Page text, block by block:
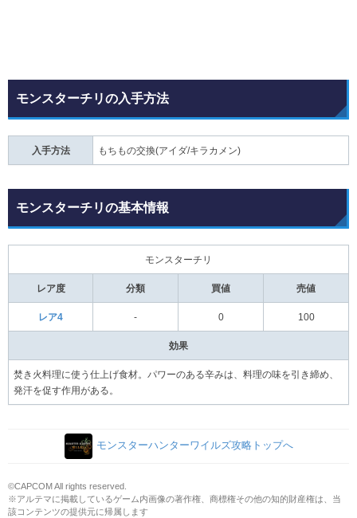
モンスターチリの入手方法
入手方法 もちもの交換(アイダ/キラカメン)
モンスターチリの基本情報
モンスターチリ
レア度 分類 買値 売値
レア4 - 0 100
効果
焚き火料理に使う仕上げ食材。パワーのある辛みは、料理の味を引き締め、
発汗を促す作用がある。
モンスターハンターワイルズ攻略トップへ
©CAPCOM All rights reserved.
※アルテマに掲載しているゲーム内画像の著作権、商標権その他の知的財産権は、当
該コンテンツの提供元に帰属します